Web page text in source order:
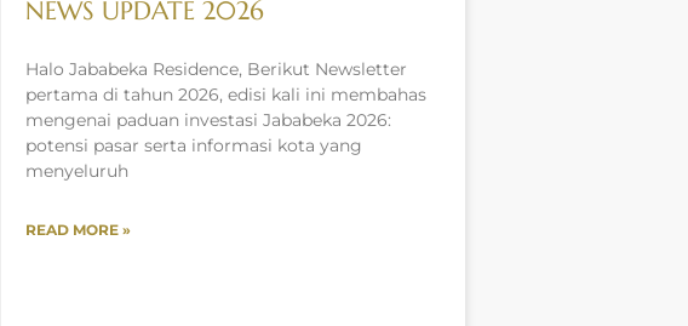
NEWS UPDATE 2026
Halo Jababeka Residence, Berikut Newsletter
pertama di tahun 2026, edisi kali ini membahas
mengenai paduan investasi Jababeka 2026:
potensi pasar serta informasi kota yang
menyeluruh
READ MORE »